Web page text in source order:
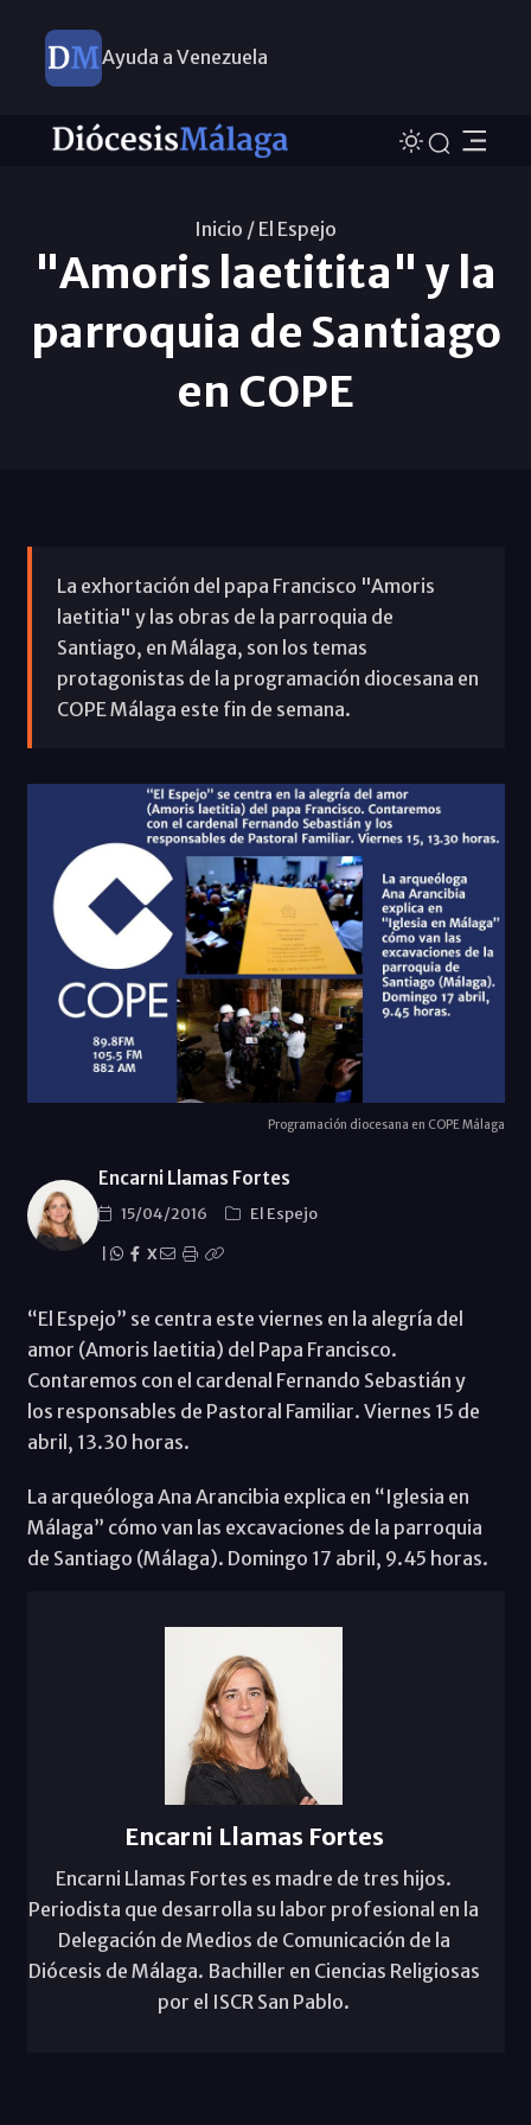
Ayuda a Venezuela
Inicio / El Espejo
"Amoris laetitita" y la
parroquia de Santiago
en COPE
La exhortación del papa Francisco "Amoris
laetitia" y las obras de la parroquia de
Santiago, en Málaga, son los temas
protagonistas de la programación diocesana en
COPE Málaga este fin de semana.
Programación diocesana en COPE Málaga
Encarni Llamas Fortes
15/04/2016
El Espejo
X
“El Espejo” se centra este viernes en la alegría del
amor (Amoris laetitia) del Papa Francisco.
Contaremos con el cardenal Fernando Sebastián y
los responsables de Pastoral Familiar. Viernes 15 de
abril, 13.30 horas.
La arqueóloga Ana Arancibia explica en “Iglesia en
Málaga” cómo van las excavaciones de la parroquia
de Santiago (Málaga). Domingo 17 abril, 9.45 horas.
Encarni Llamas Fortes
Encarni Llamas Fortes es madre de tres hijos.
Periodista que desarrolla su labor profesional en la
Delegación de Medios de Comunicación de la
Diócesis de Málaga. Bachiller en Ciencias Religiosas
por el ISCR San Pablo.